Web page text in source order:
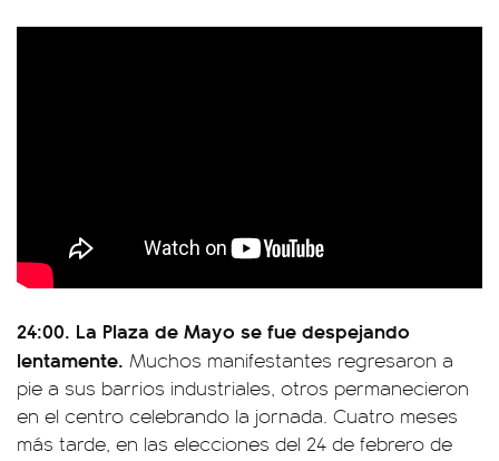
24:00. La Plaza de Mayo se fue despejando
lentamente. Muchos manifestantes regresaron a
pie a sus barrios industriales, otros permanecieron
en el centro celebrando la jornada. Cuatro meses
más tarde, en las elecciones del 24 de febrero de